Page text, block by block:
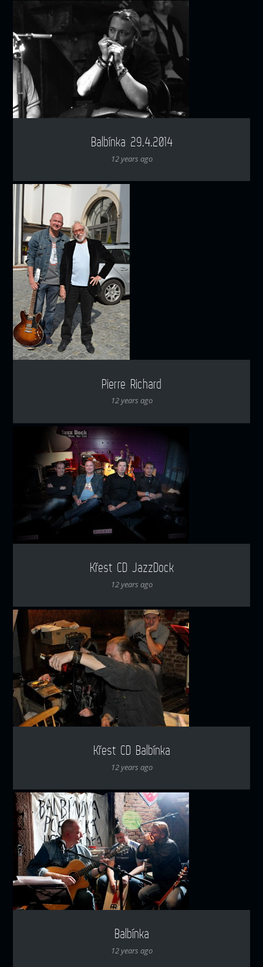
Balbínka 29.4.2014
12 years ago
Pierre Richard
12 years ago
Křest CD JazzDock
12 years ago
Křest CD Balbínka
12 years ago
Balbínka
12 years ago